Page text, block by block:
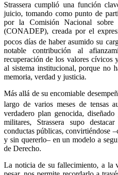
Strassera cumplió una función
juicio, tomando como punto de
por la Comisión Nacional sobre
(CONADEP), creada por el
pocos días de haber asumido su
notable contribución al
recuperación de los valores cívicos
al sistema institucional, porque no
memoria, verdad y justicia.
Más allá de su encomiable
largo de varios meses de tensas
verdadero plan genocida,
militares, Strassera supo
conductas públicas, convirtiéndose
y sin quererlo– en un modelo a
de Derecho.
La noticia de su fallecimiento, a la